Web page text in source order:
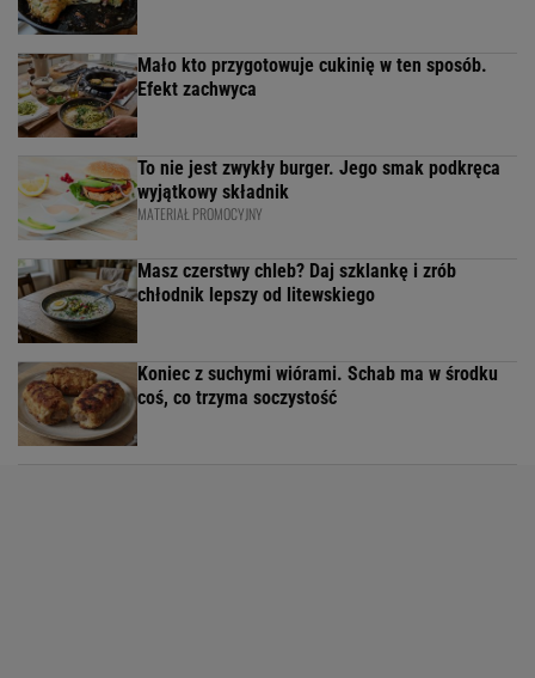
Mało kto przygotowuje cukinię w ten sposób.
Efekt zachwyca
To nie jest zwykły burger. Jego smak podkręca
wyjątkowy składnik
MATERIAŁ PROMOCYJNY
Masz czerstwy chleb? Daj szklankę i zrób
chłodnik lepszy od litewskiego
Koniec z suchymi wiórami. Schab ma w środku
coś, co trzyma soczystość